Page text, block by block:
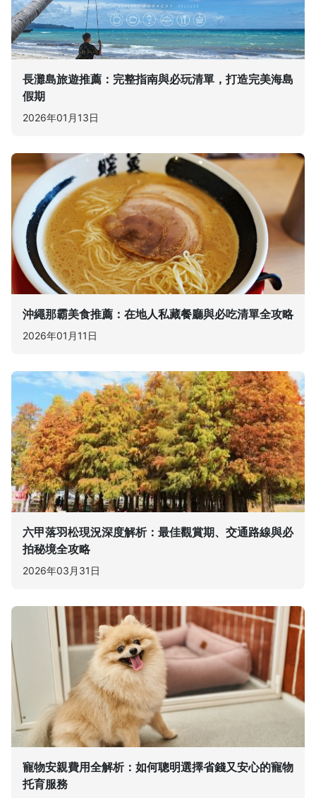
長灘島旅遊推薦：完整指南與必玩清單，打造完美海島
假期
2026年01月13日
沖繩那霸美食推薦：在地人私藏餐廳與必吃清單全攻略
2026年01月11日
六甲落羽松現況深度解析：最佳觀賞期、交通路線與必
拍秘境全攻略
2026年03月31日
寵物安親費用全解析：如何聰明選擇省錢又安心的寵物
托育服務